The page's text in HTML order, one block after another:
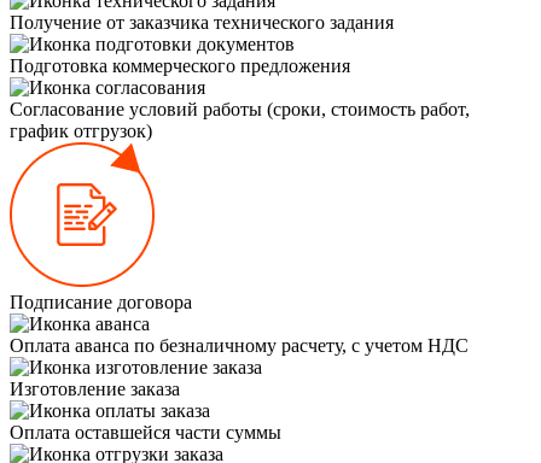
Получение от заказчика технического задания
Подготовка коммерческого предложения
Согласование условий работы (сроки, стоимость работ,
график отгрузок)
Подписание договора
Оплата аванса по безналичному расчету, с учетом НДС
Изготовление заказа
Оплата оставшейся части суммы